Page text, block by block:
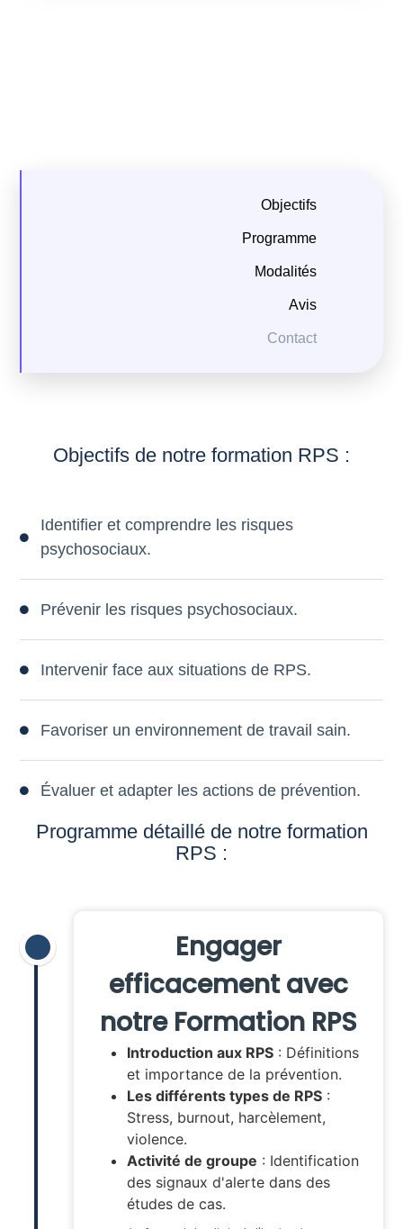
Objectifs
Programme
Modalités
Avis
Contact
Objectifs de notre formation RPS :
Identifier et comprendre les risques
psychosociaux.
Prévenir les risques psychosociaux.
Intervenir face aux situations de RPS.
Favoriser un environnement de travail sain.
Évaluer et adapter les actions de prévention.
Programme détaillé de notre formation
RPS :
Engager
efficacement avec
notre Formation RPS
Introduction aux RPS : Définitions
et importance de la prévention.
Les différents types de RPS :
Stress, burnout, harcèlement,
violence.
Activité de groupe : Identification
des signaux d'alerte dans des
études de cas.